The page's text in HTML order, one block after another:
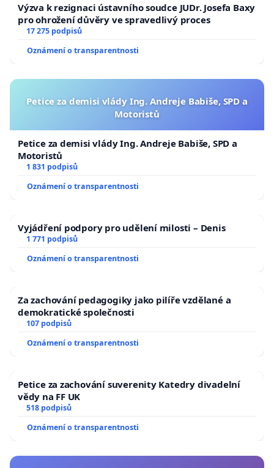
Výzva k rezignaci ústavního soudce JUDr. Josefa Baxy
pro ohrožení důvěry ve spravedlivý proces
17 275 podpisů
Oznámení o transparentnosti
Petice za demisi vlády Ing. Andreje Babiše, SPD a
Motoristů
Petice za demisi vlády Ing. Andreje Babiše, SPD a
Motoristů
1 831 podpisů
Oznámení o transparentnosti
Vyjádření podpory pro udělení milosti – Denis
1 771 podpisů
Oznámení o transparentnosti
Za zachování pedagogiky jako pilíře vzdělané a
demokratické společnosti
107 podpisů
Oznámení o transparentnosti
Petice za zachování suverenity Katedry divadelní
vědy na FF UK
518 podpisů
Oznámení o transparentnosti